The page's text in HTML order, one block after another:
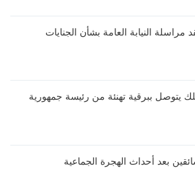
مراسلة النيابة العامة بشأن الجنايات
يتوصل ببرقية تهنئة من رئيسة جمهورية